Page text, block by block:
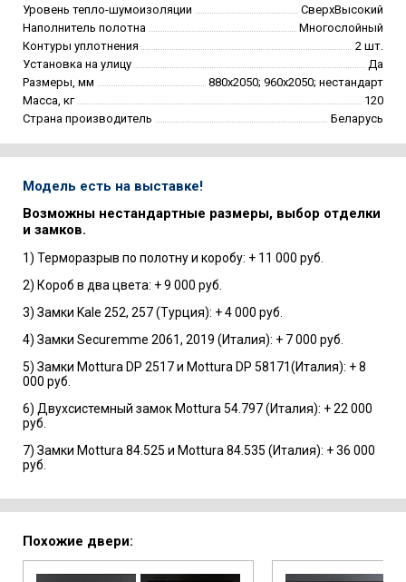
Уровень тепло-шумоизоляции
СверхВысокий
Наполнитель полотна
Многослойный
Контуры уплотнения
2 шт.
Установка на улицу
Да
Размеры, мм
880х2050; 960х2050; нестандарт
Масса, кг
120
Страна производитель
Беларусь
Модель есть на выставке!
Возможны нестандартные размеры, выбор отделки
и замков.
1) Терморазрыв по полотну и коробу: + 11 000 руб.
2) Короб в два цвета: + 9 000 руб.
3) Замки Kale 252, 257 (Турция): + 4 000 руб.
4) Замки Securemme 2061, 2019 (Италия): + 7 000 руб.
5) Замки Mottura DP 2517 и Mottura DP 58171(Италия): + 8
000 руб.
6) Двухсистемный замок Mottura 54.797 (Италия): + 22 000
руб.
7) Замки Mottura 84.525 и Mottura 84.535 (Италия): + 36 000
руб.
Похожие двери: